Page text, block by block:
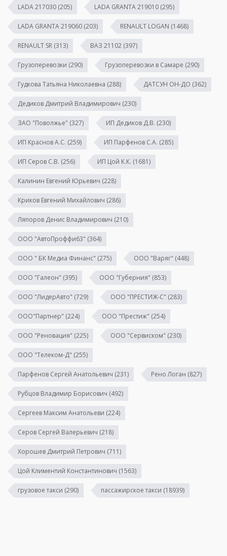
LADA 217030 (205) LADA GRANTA 219010 (295)
LADA GRANTA 219060 (203) RENAULT LOGAN (1468)
RENAULT SR (313) ВАЗ 21102 (397)
Грузоперевозки (290) Грузоперевозки в Самаре (290)
Гудкова Татьяна Николаевна (288) ДАТСУН ОН-ДО (362)
Дедиков Дмитрий Владимирович (230)
ЗАО "Поволжье" (327) ИП Дедиков Д.В. (230)
ИП Краснов А.С. (259) ИП Парфенов С.А. (285)
ИП Серов С.В. (256) ИП Цой К.К. (1681)
Калинин Евгений Юрьевич (228)
Криков Евгений Михайлович (286)
Ляпоров Денис Владимирович (210)
ООО "АвтоПроффи63" (364)
ООО " БК Медиа Финанс" (275) ООО "Варяг" (448)
ООО "Галеон" (395) ООО "Губерния" (853)
ООО "ЛидерАвто" (729) ООО "ПРЕСТИЖ-С" (283)
ООО"Партнер" (224) ООО "Престиж" (254)
ООО "Реновация" (225) ООО "Сервиском" (230)
ООО "Телеком-Д" (255)
Парфенов Сергей Анатольевич (231) Рено Логан (827)
Рубцов Владимир Борисович (492)
Сергеев Максим Анатольеви (224)
Серов Сергей Валерьевич (218)
Хорошев Дмитрий Петрович (711)
Цой Климентий Константинович (1563)
грузовое такси (290) пассажирское такси (18939)